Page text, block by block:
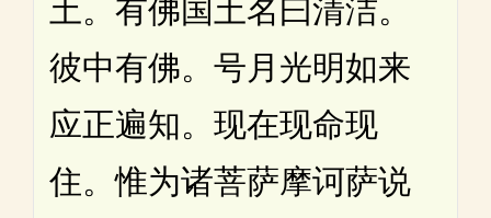
土。有佛国土名曰清洁。
彼中有佛。号月光明如来
应正遍知。现在现命现
住。惟为诸菩萨摩诃萨说